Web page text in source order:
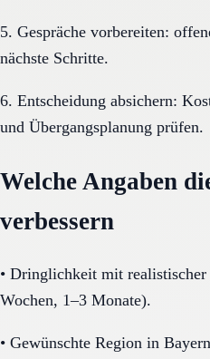
5. Gespräche vorbereiten:
nächste Schritte.
6. Entscheidung absichern:
und Übergangsplanung prüfen.
Welche Angaben
verbessern
• Dringlichkeit mit realistischer
Wochen, 1–3 Monate).
• Gewünschte Region in